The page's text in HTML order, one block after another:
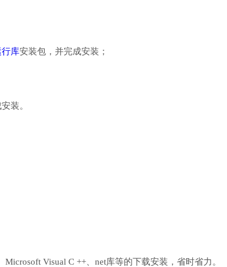
行库安装包，并完成安装；
装。
Visual C ++、net库等的下载安装，省时省力。